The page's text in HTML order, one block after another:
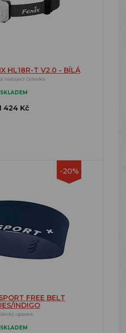
HL18R-T V2.0 - BÍLÁ
nabíjecí čelovka
SKLADEM
424 Kč
-20%
FREE BELT
INDIGO
opasek
SKLADEM